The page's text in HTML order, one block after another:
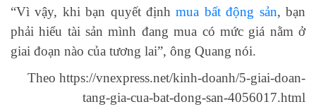
“Vì vậy, khi bạn quyết địnhmua bất động sản, bạn
phải hiểu tài sản mình đang mua có mức giá nằm ở
giai đoạn nào của tương lai”, ông Quang nói.
Theo https://vnexpress.net/kinh-doanh/5-giai-doan-
tang-gia-cua-bat-dong-san-4056017.html